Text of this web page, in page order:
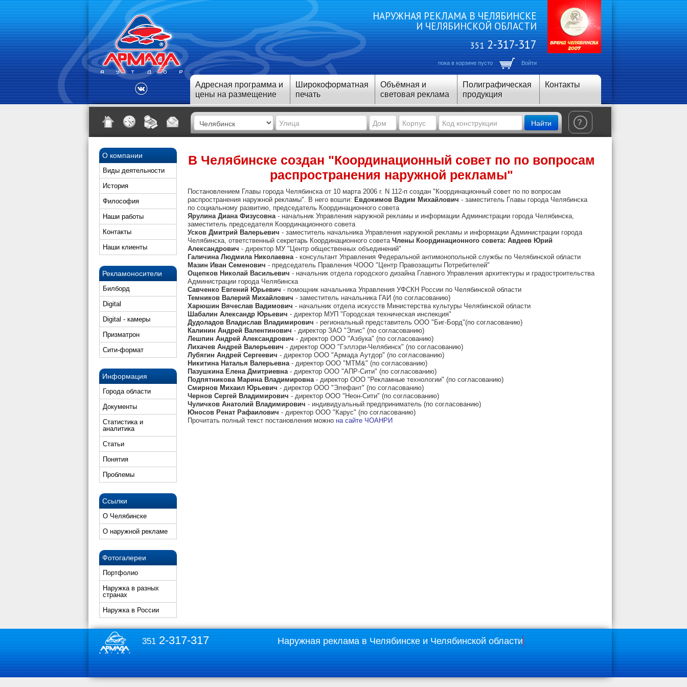
НАРУЖНАЯ РЕКЛАМА В ЧЕЛЯБИНСКЕ
И ЧЕЛЯБИНСКОЙ ОБЛАСТИ
3512-317-317
пока в корзине пусто Войти
Адресная программа и
цены на размещение
Широкоформатная
печать
Объёмная и
световая реклама
Полиграфическая
продукция
Контакты
Найти ?
О компании
Виды деятельности
История
Философия
Наши работы
Контакты
Наши клиенты
Рекламоносители
Билборд
Digital
Digital - камеры
Призматрон
Сити-формат
Информация
Города области
Документы
Статистика и
аналитика
Статьи
Понятия
Проблемы
Ссылки
О Челябинске
О наружной рекламе
Фотогалереи
Портфолио
Наружка в разных
странах
Наружка в России
В Челябинске создан "Координационный совет по по вопросам
распространения наружной рекламы"
Постановлением Главы города Челябинска от 10 марта 2006 г. N 112-п создан "Координационный совет по по вопросам
распространения наружной рекламы". В него вошли: Евдокимов Вадим Михайлович - заместитель Главы города Челябинска
по социальному развитию, председатель Координационного совета
Ярулина Диана Физусовна- начальник Управления наружной рекламы и информации Администрации города Челябинска,
заместитель председателя Координационного совета
Усков Дмитрий Валерьевич - заместитель начальника Управления наружной рекламы и информации Администрации города
Челябинска, ответственный секретарь Координационного советаЧлены Координационного совета: Авдеев Юрий
Александрович - директор МУ "Центр общественных объединений"
Галичина Людмила Николаевна- консультант Управления Федеральной антимонопольной службы по Челябинской области
Мазин Иван Семенович - председатель Правления ЧООО "Центр Правозащиты Потребителей"
Ощепков Николай Васильевич - начальник отдела городского дизайна Главного Управления архитектуры и градостроительства
Администрации города Челябинска
Савченко Евгений Юрьевич - помощник начальника Управления УФСКН России по Челябинской области
Темников Валерий Михайлович - заместитель начальника ГАИ (по согласованию)
Харюшин Вячеслав Вадимович - начальник отдела искусств Министерства культуры Челябинской области
Шабалин Александр Юрьевич - директор МУП "Городская техническая инспекция"
Дудоладов Владислав Владимирович - региональный представитель ООО "Биг-Борд"(по согласованию)
Калинин Андрей Валентинович - директор ЗАО "Элис" (по согласованию)
Лешпин Андрей Александрович - директор ООО "Азбука" (по согласованию)
Лихачев Андрей Валерьевич - директор ООО "Гэллэри-Челябинск" (по согласованию)
Лубягин Андрей Сергеевич - директор ООО "Армада Аутдор" (по согласованию)
Никитина Наталья Валерьевна- директор ООО "МТМ&" (по согласованию)
Пазушкина Елена Дмитриевна- директор ООО "АПР-Сити" (по согласованию)
Подпятникова Марина Владимировна- директор ООО "Рекламные технологии" (по согласованию)
Смирнов Михаил Юрьевич - директор ООО "Элефант" (по согласованию)
Чернов Сергей Владимирович - директор ООО "Неон-Сити" (по согласованию)
Чуличков Анатолий Владимирович - индивидуальный предприниматель (по согласованию)
Юносов Ренат Рафаилович - директор ООО "Карус" (по согласованию)
Прочитать полный текст постановления можно на сайте ЧОАНРИ
3512-317-317 Наружная реклама в Челябинске и Челябинской области